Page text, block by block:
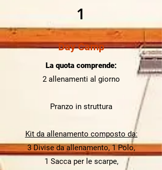
1
Day Camp
La quota comprende:
2 allenamenti al giorno
Pranzo in struttura
Kit da allenamento composto da:
3 Divise da allenamento, 1 Polo,
1 Sacca per le scarpe,